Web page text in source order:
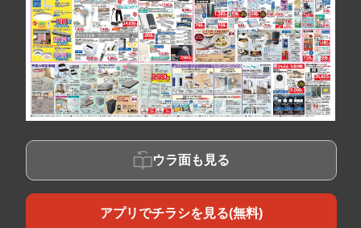
ウラ面も見る
アプリでチラシを見る(無料)